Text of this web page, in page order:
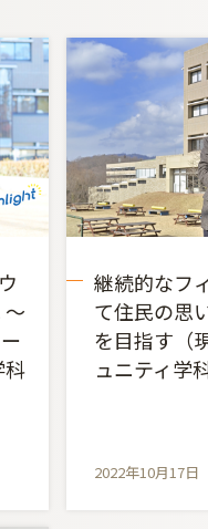
科
継続的なフ
て住民の思
を目指す（
ュニティ学
2022年10月17日